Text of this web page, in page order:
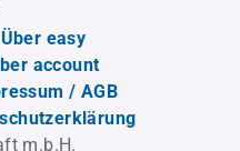
Über easy
account
/ AGB
m.b.H.